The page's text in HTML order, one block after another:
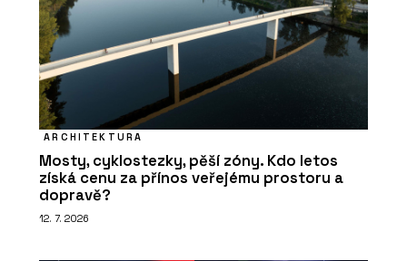
ARCHITEKTURA
Mosty, cyklostezky, pěší zóny. Kdo letos
získá cenu za přínos veřejému prostoru a
dopravě?
12. 7. 2026